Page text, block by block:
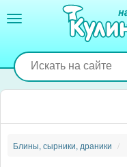
содержанию
Блины, сырники, драники